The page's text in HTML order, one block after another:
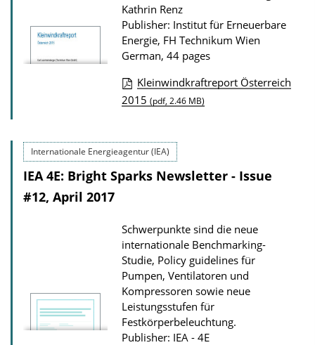
o
n
D
w
n
o
Kathrin Renz
Publisher: Institut für Erneuerbare
Energie, FH Technikum Wien
German, 44 pages
P
b
l
i
t
i
o
n
D
o
Kleinwindkraftreport Österreich
2015 (pdf, 2.46 MB)
Internationale Energieagentur (IEA)
IEA 4E: Bright Sparks Newsletter - Issue
#12, April 2017
Schwerpunkte sind die neue
internationale Benchmarking-
Studie, Policy guidelines für
Pumpen, Ventilatoren und
Kompressoren sowie neue
Leistungsstufen für
Festkörperbeleuchtung.
Publisher: IEA - 4E